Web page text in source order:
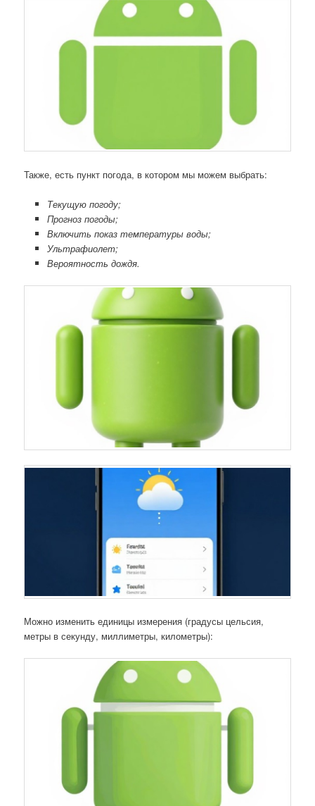
Также, есть пункт погода, в котором мы можем выбрать:
Текущую погоду;
Прогноз погоды;
Включить показ температуры воды;
Ультрафиолет;
Вероятность дождя.
Можно изменить единицы измерения (градусы цельсия,
метры в секунду, миллиметры, километры):